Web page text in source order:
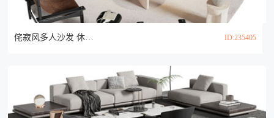
侘寂风多人沙发 休闲椅子和茶几组合3d模型 ID:235405